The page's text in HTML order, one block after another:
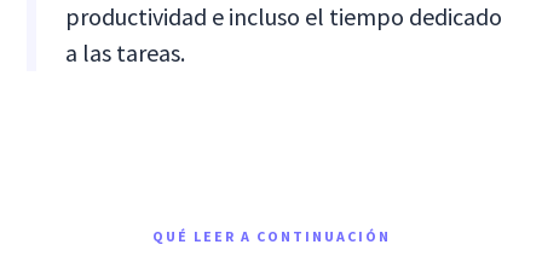
productividad e incluso el tiempo dedicado
a las tareas.
QUÉ LEER A CONTINUACIÓN